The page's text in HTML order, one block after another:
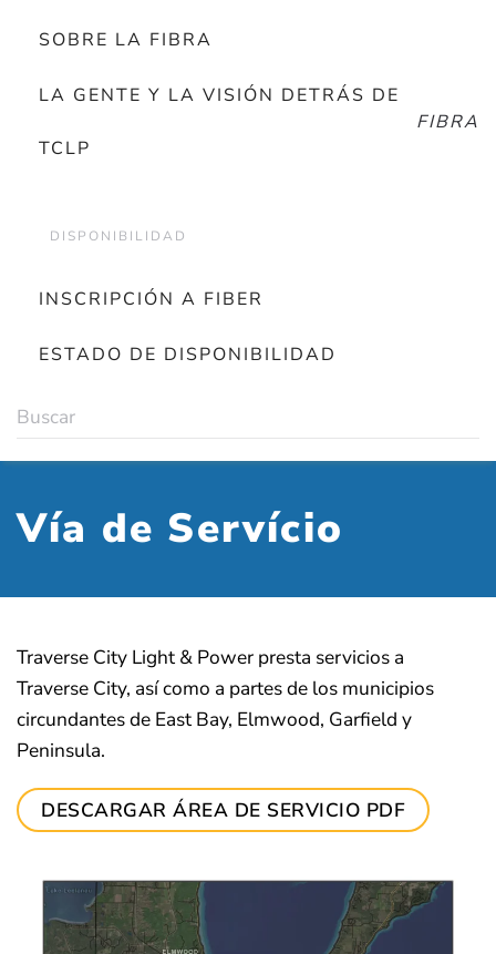
SOBRE LA FIBRA
LA GENTE Y LA VISIÓN DETRÁS DE
TCLP
FIBRA
DISPONIBILIDAD
INSCRIPCIÓN A FIBER
ESTADO DE DISPONIBILIDAD
Vía de Servício
Traverse City Light & Power presta servicios a
Traverse City, así como a partes de los municipios
circundantes de East Bay, Elmwood, Garfield y
Peninsula.
DESCARGAR ÁREA DE SERVICIO PDF